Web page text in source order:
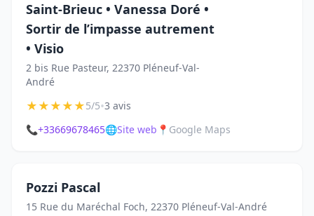
Saint-Brieuc • Vanessa Doré •
Sortir de l’impasse autrement
• Visio
2 bis Rue Pasteur, 22370 Pléneuf-Val-
André
★★★★★5/5•3 avis
📞+33669678465🌐Site web 📍 Google Maps
Pozzi Pascal
15 Rue du Maréchal Foch, 22370 Pléneuf-Val-André